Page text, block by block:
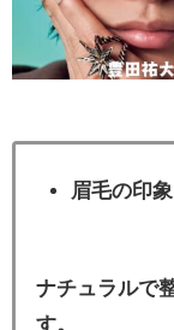
眉毛の印象
ナチュラルで
す。